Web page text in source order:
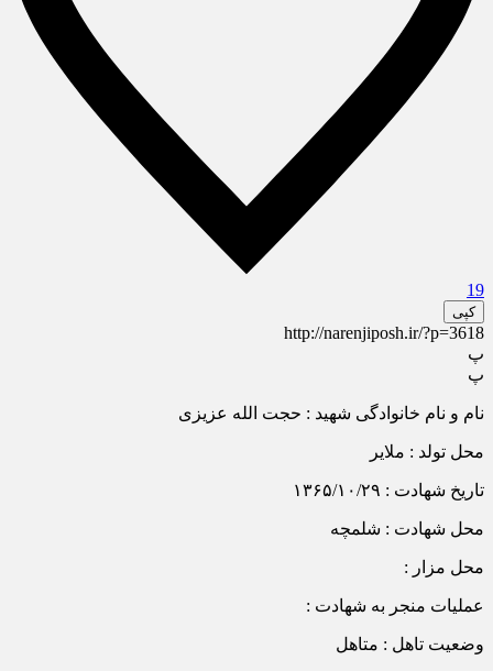
19
کپی
http://narenjiposh.ir/?p=3618
پ
پ
نام و نام خانوادگی شهید : حجت الله عزیزی
محل تولد : ملایر
تاریخ شهادت : ۱۳۶۵/۱۰/۲۹
محل شهادت : شلمچه
محل مزار :
عملیات منجر به شهادت :
وضعیت تاهل : متاهل